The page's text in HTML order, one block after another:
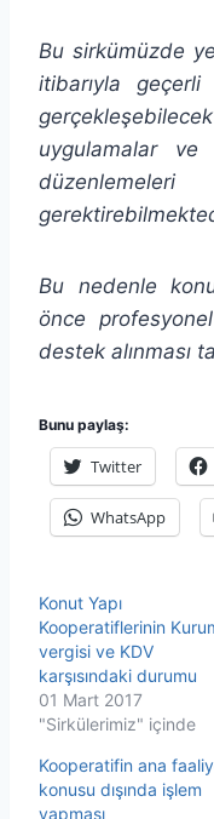
Bu sirkümüzde
itibarıyla
uygulamalar ve
Bu nedenle
önce
destek alınması
Bunu paylaş:
Twitter
WhatsApp
Konut Yapı
Kooperatiflerinin
vergisi ve KDV
karşısındaki durumu
01 Mart 2017
"Sirkülerimiz" içinde
Kooperatifin ana
konusu dışında işlem
yapması